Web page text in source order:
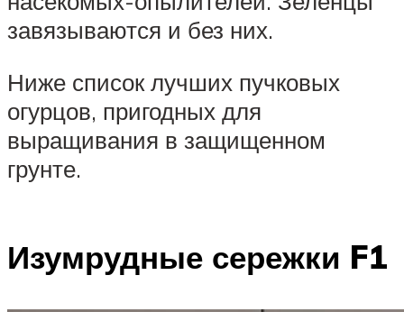
завязываются и без них.
Ниже список лучших пучковых
огурцов, пригодных для
выращивания в защищенном
грунте.
Изумрудные сережки F1